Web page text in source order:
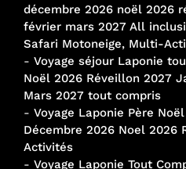
décembre 2026 noël 2026
février mars 2027 All
Safari Motoneige, Multi-
- Voyage séjour Laponie
Noël 2026 Réveillon 2027
Mars 2027 tout compris
- Voyage Laponie Père
Décembre 2026 Noel 2026
Activités
- Voyage Laponie Tout